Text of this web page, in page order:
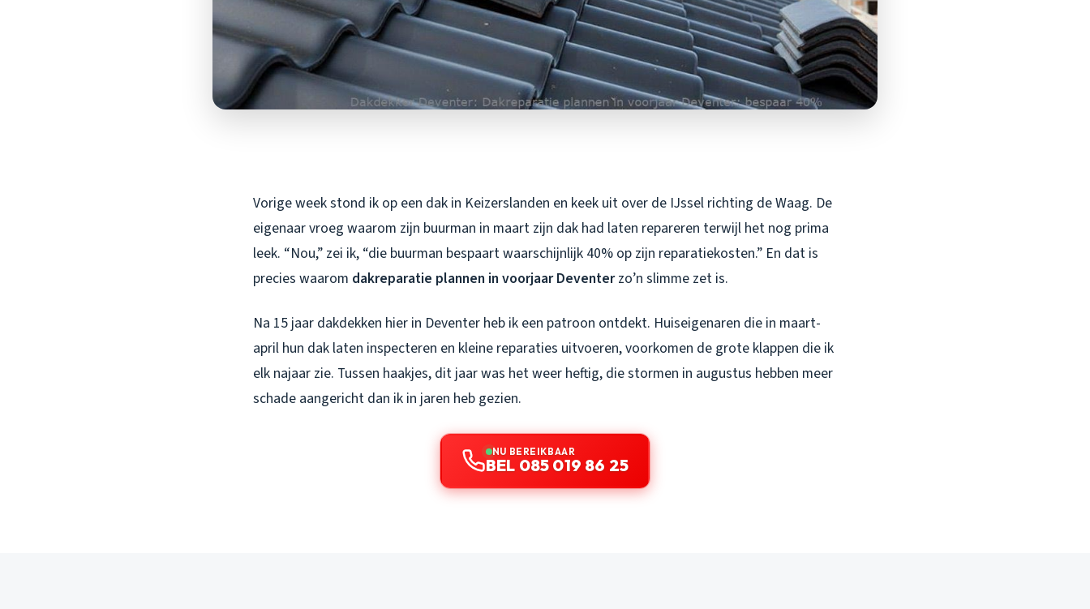
Vorige week stond ik op een dak in Keizerslanden en keek uit over de IJssel richting de Waag. De
eigenaar vroeg waarom zijn buurman in maart zijn dak had laten repareren terwijl het nog prima
leek. “Nou,” zei ik, “die buurman bespaart waarschijnlijk 40% op zijn reparatiekosten.” En dat is
precies waarom dakreparatie plannen in voorjaar Deventerzo’n slimme zet is.
Na 15 jaar dakdekken hier in Deventer heb ik een patroon ontdekt. Huiseigenaren die in maart-
april hun dak laten inspecteren en kleine reparaties uitvoeren, voorkomen de grote klappen die ik
elk najaar zie. Tussen haakjes, dit jaar was het weer heftig, die stormen in augustus hebben meer
schade aangericht dan ik in jaren heb gezien.
NU BEREIKBAAR
BEL 085 019 86 25